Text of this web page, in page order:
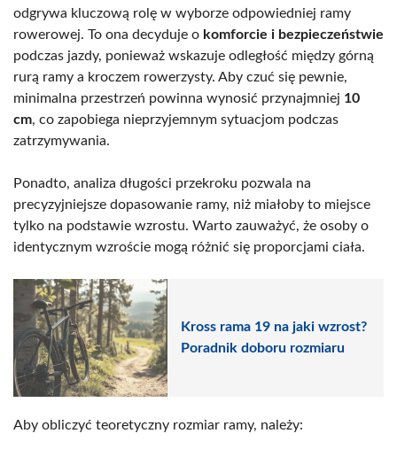
odgrywa kluczową rolę w wyborze odpowiedniej ramy
rowerowej. To ona decyduje o komforcie i bezpieczeństwie
podczas jazdy, ponieważ wskazuje odległość między górną
rurą ramy a kroczem rowerzysty. Aby czuć się pewnie,
minimalna przestrzeń powinna wynosić przynajmniej 10
cm, co zapobiega nieprzyjemnym sytuacjom podczas
zatrzymywania.
Ponadto, analiza długości przekroku pozwala na
precyzyjniejsze dopasowanie ramy, niż miałoby to miejsce
tylko na podstawie wzrostu. Warto zauważyć, że osoby o
identycznym wzroście mogą różnić się proporcjami ciała.
Kross rama 19 na jaki wzrost?
Poradnik doboru rozmiaru
Aby obliczyć teoretyczny rozmiar ramy, należy: